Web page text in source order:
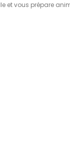
et vous prépare